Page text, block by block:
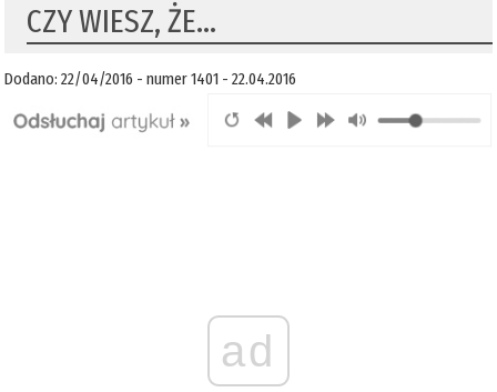
CZY WIESZ, ŻE…
Dodano: 22/04/2016 - numer 1401 - 22.04.2016
ad